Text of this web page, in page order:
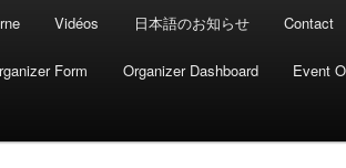
Vidéos 日本語のお知らせ Contact
Form Organizer Dashboard Event